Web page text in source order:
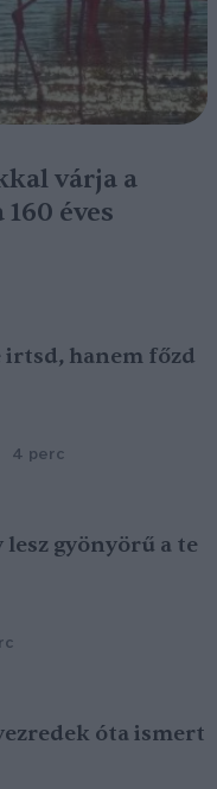
várja a
éves
irtsd, hanem főzd
4 perc
gyönyörű a te
óta ismert